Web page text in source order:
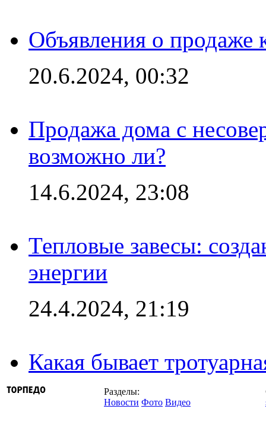
Объявления о продаже
20.6.2024, 00:32
Продажа дома с
возможно ли?
14.6.2024, 23:08
Тепловые завесы:
энергии
24.4.2024, 21:19
Какая бывает
Разделы:
Новости Фото Видео